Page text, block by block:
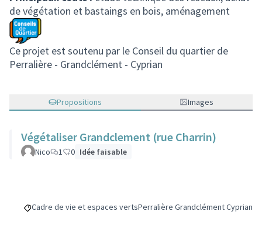
de végétation et bastaings en bois, aménagement
Ce projet est soutenu par le Conseil du quartier de
Perralière - Grandclément - Cyprian
Propositions Images
Végétaliser Grandclement (rue Charrin)
Nico 1 0 Idée faisable
Filtrer les résultats de la catégorie : Cadre de vie et espaces
Cadre de vie et espaces vertsFiltrer les résultats pour le secteur
Perralière Grandclément Cyprian